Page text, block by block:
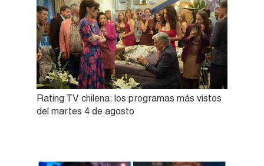
Rating TV chilena: los programas más vistos
del martes 4 de agosto